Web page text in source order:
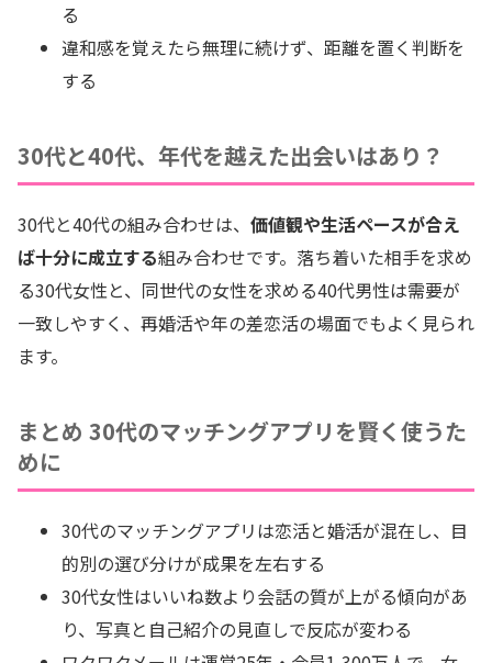
る
違和感を覚えたら無理に続けず、距離を置く判断を
する
30代と40代、年代を越えた出会いはあり？
30代と40代の組み合わせは、 価値観や生活ペースが合え
ば十分に成立する組み合わせです。落ち着いた相手を求め
る30代女性と、同世代の女性を求める40代男性は需要が
一致しやすく、再婚活や年の差恋活の場面でもよく見られ
ます。
まとめ 30代のマッチングアプリを賢く使うた
めに
30代のマッチングアプリは恋活と婚活が混在し、目
的別の選び分けが成果を左右する
30代女性はいいね数より会話の質が上がる傾向があ
り、写真と自己紹介の見直しで反応が変わる